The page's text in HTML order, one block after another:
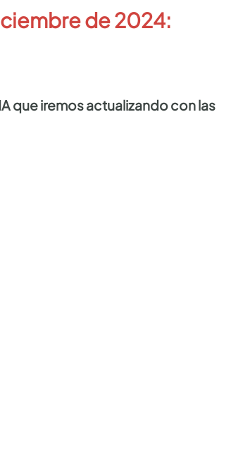
de 2024:
que iremos actualizando con las